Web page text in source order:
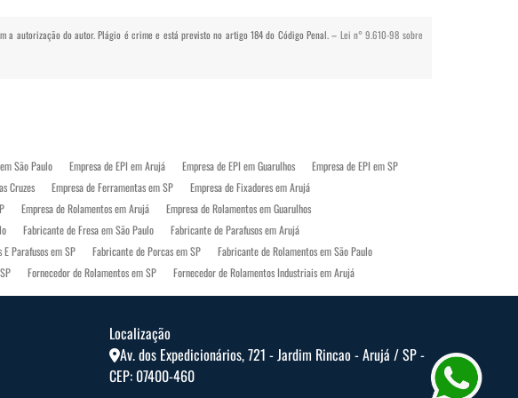
autorização do autor. Plágio é crime e está previsto no artigo 184 do Código Penal. – Lei n° 9.610-98 sobre
São Paulo Empresa de EPI em Arujá Empresa de EPI em Guarulhos
Empresa de EPI em SP
Cruzes Empresa de Ferramentas em SP
Empresa de Fixadores em Arujá
Empresa de Rolamentos em Arujá
Empresa de Rolamentos em Guarulhos
Fabricante de Fresa em São Paulo
Fabricante de Parafusos em Arujá
Parafusos em SP Fabricante de Porcas em SP
Fabricante de Rolamentos em São Paulo
Fornecedor de Rolamentos em SP
Fornecedor de Rolamentos Industriais em Arujá
Indústria de Parafuso em São Paulo
Loja de Equipamentos de Proteção Individual em Arujá
Onde Comprar Rolamentos em SP
Vendas de Rolamentos em SP
Localização
Av. dos Expedicionários, 721 - Jardim Rincao - Arujá / SP -
CEP: 07400-460